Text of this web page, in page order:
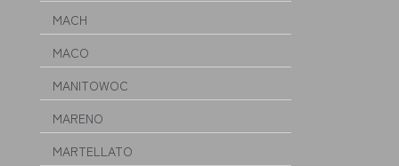
MACH
MACO
MANITOWOC
MARENO
MARTELLATO